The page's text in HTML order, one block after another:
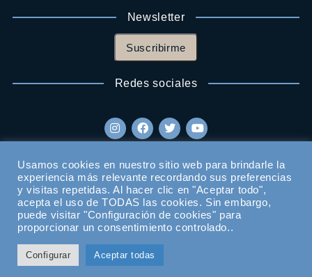
Newsletter
Suscribirme
Redes sociales
Usamos cookies en nuestro sitio web para brindarle la
experiencia más relevante recordando sus preferencias
y visitas repetidas. Al hacer clic en "Aceptar todo",
acepta el uso de TODAS las cookies. Sin embargo,
puede visitar "Configuración de cookies" para
proporcionar un consentimiento controlado..
Configurar Aceptar todas